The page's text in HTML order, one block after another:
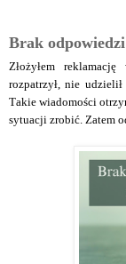
Brak
Złożyłem
rozpatrzył, nie
Takie wiadomości
sytuacji zrobić. Zatem